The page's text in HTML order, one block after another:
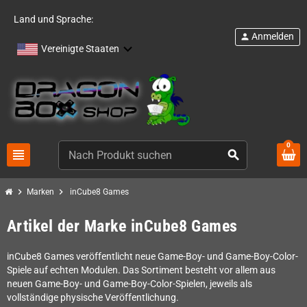
Land und Sprache:
Vereinigte Staaten
view_headline search
person Anmelden
0
chevron_right Marken chevron_right inCube8 Games
Artikel der Marke inCube8 Games
inCube8 Games veröffentlicht neue Game-Boy- und Game-Boy-Color-
Spiele auf echten Modulen. Das Sortiment besteht vor allem aus
neuen Game-Boy- und Game-Boy-Color-Spielen, jeweils als
vollständige physische Veröffentlichung.